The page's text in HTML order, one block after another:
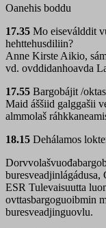
Oanehis boddu
17.35 Mo eiseválddit
hehttehusdiliin?
Anne Kirste Aikio,
vd. ovddidanhoavda
17.55 Bargobájit /
Maid áššiid galggašii
almmolaš
18.15 Dehálamos
ESR Tulevaisuutta
ovttasbargoguoibmin
buresveadjinguovlu.